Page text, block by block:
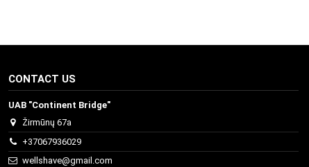
CONTACT US
UAB "Continent Bridge"
Žirmūnų 67a
+37067936029
wellshave@gmail.com